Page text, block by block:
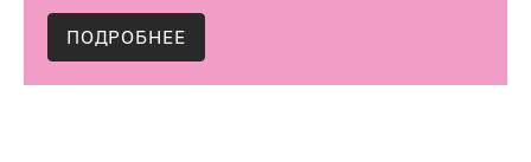
ПОДРОБНЕЕ